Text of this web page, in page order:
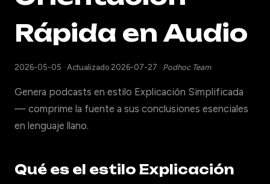
Rápida en Audio
2026-05-05 · Actualizado 2026-07-27 · Podhoc Team
Genera podcasts en estilo Explicación Simplificada
— comprime la fuente a sus conclusiones esenciales
en lenguaje llano.
Qué es el estilo Explicación